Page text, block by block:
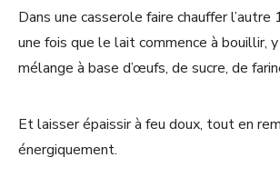
Dans une casserole faire chauffer
une fois que le lait commence à bouillir,
mélange à base d’œufs, de sucre, de
Et laisser épaissir à feu doux, tout en
énergiquement.